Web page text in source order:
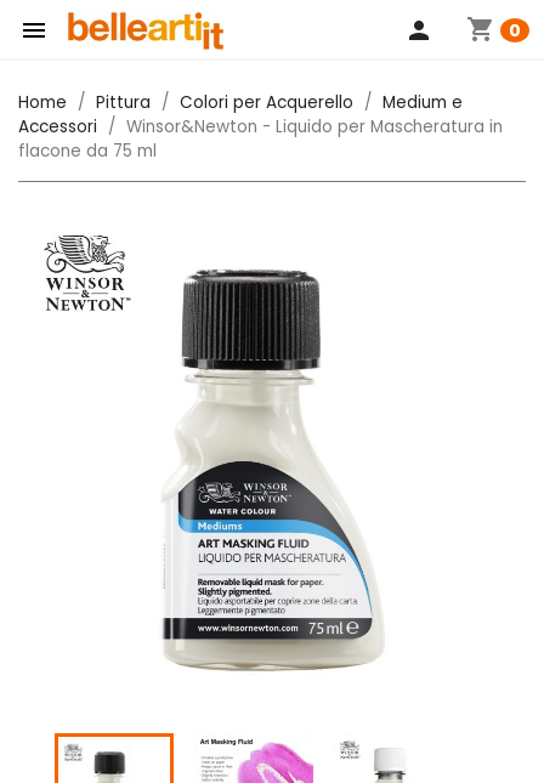
 shopping_cart 0
person
Home Pittura Colori per Acquerello
Medium e
Accessori
Winsor&Newton - Liquido per Mascheratura in
flacone da 75 ml